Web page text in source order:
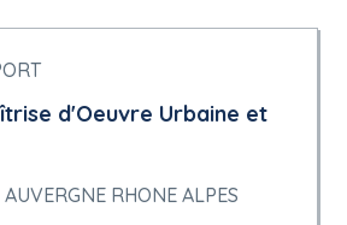
d'Oeuvre Urbaine et
RHONE ALPES